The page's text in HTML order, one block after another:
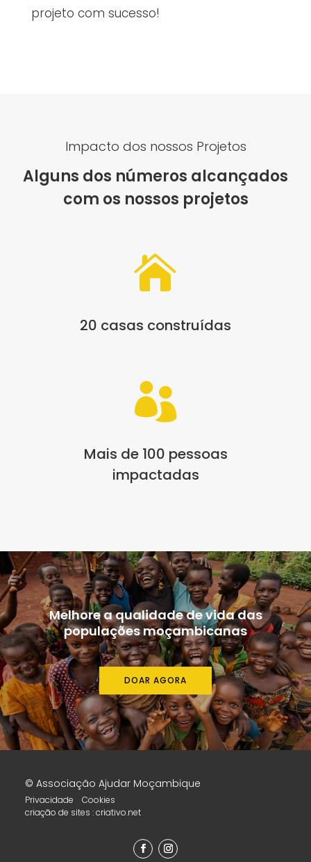
projeto com sucesso!
Impacto dos nossos Projetos
Alguns dos números alcançados
com os nossos projetos

20 casas construídas

Mais de 100 pessoas
impactadas
Melhore a qualidade de vida das
populações moçambicanas
DOAR AGORA
© Associação Ajudar Moçambique
Privacidade
Cookies
criação de sites :criativo.net